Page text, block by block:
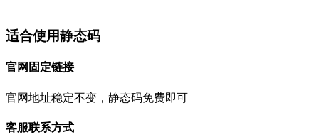
适合使用静态码
官网固定链接
官网地址稳定不变，静态码免费即可
客服联系方式